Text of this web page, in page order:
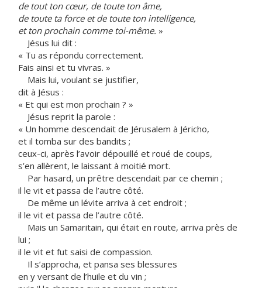
de tout ton cœur, de toute ton âme,
de toute ta force et de toute ton intelligence,
et ton prochain comme toi-même. »
Jésus lui dit :
« Tu as répondu correctement.
Fais ainsi et tu vivras. »
Mais lui, voulant se justifier,
dit à Jésus :
« Et qui est mon prochain ? »
Jésus reprit la parole :
« Un homme descendait de Jérusalem à Jéricho,
et il tomba sur des bandits ;
ceux-ci, après l’avoir dépouillé et roué de coups,
s’en allèrent, le laissant à moitié mort.
Par hasard, un prêtre descendait par ce chemin ;
il le vit et passa de l’autre côté.
De même un lévite arriva à cet endroit ;
il le vit et passa de l’autre côté.
Mais un Samaritain, qui était en route, arriva près de
lui ;
il le vit et fut saisi de compassion.
Il s’approcha, et pansa ses blessures
en y versant de l’huile et du vin ;